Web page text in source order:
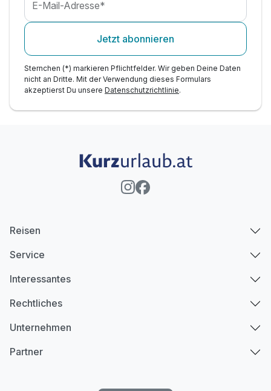
E-Mail-Adresse*
Jetzt abonnieren
Sternchen (*) markieren Pflichtfelder. Wir geben Deine Daten
nicht an Dritte. Mit der Verwendung dieses Formulars
akzeptierst Du unsere Datenschutzrichtlinie.
Reisen
Service
Interessantes
Rechtliches
Unternehmen
Partner